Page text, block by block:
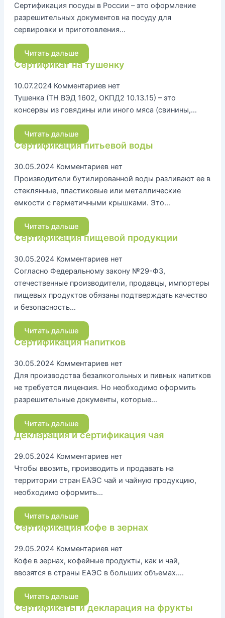
Сертификация посуды в России – это оформление
разрешительных документов на посуду для
сервировки и приготовления…
Читать дальше
Сертификат на тушенку
10.07.2024 Комментариев нет
Тушенка (ТН ВЭД 1602, ОКПД2 10.13.15) – это
консервы из говядины или иного мяса (свинины,…
Читать дальше
Сертификация питьевой воды
30.05.2024 Комментариев нет
Производители бутилированной воды разливают ее в
стеклянные, пластиковые или металлические
емкости с герметичными крышками. Это…
Читать дальше
Сертификация пищевой продукции
30.05.2024 Комментариев нет
Согласно Федеральному закону №29-ФЗ,
отечественные производители, продавцы, импортеры
пищевых продуктов обязаны подтверждать качество
и безопасность…
Читать дальше
Сертификация напитков
30.05.2024 Комментариев нет
Для производства безалкогольных и пивных напитков
не требуется лицензия. Но необходимо оформить
разрешительные документы, которые…
Читать дальше
Декларация и сертификация чая
29.05.2024 Комментариев нет
Чтобы ввозить, производить и продавать на
территории стран ЕАЭС чай и чайную продукцию,
необходимо оформить…
Читать дальше
Сертификация кофе в зернах
29.05.2024 Комментариев нет
Кофе в зернах, кофейные продукты, как и чай,
ввозятся в страны ЕАЭС в больших объемах….
Читать дальше
Сертификаты и декларация на фрукты